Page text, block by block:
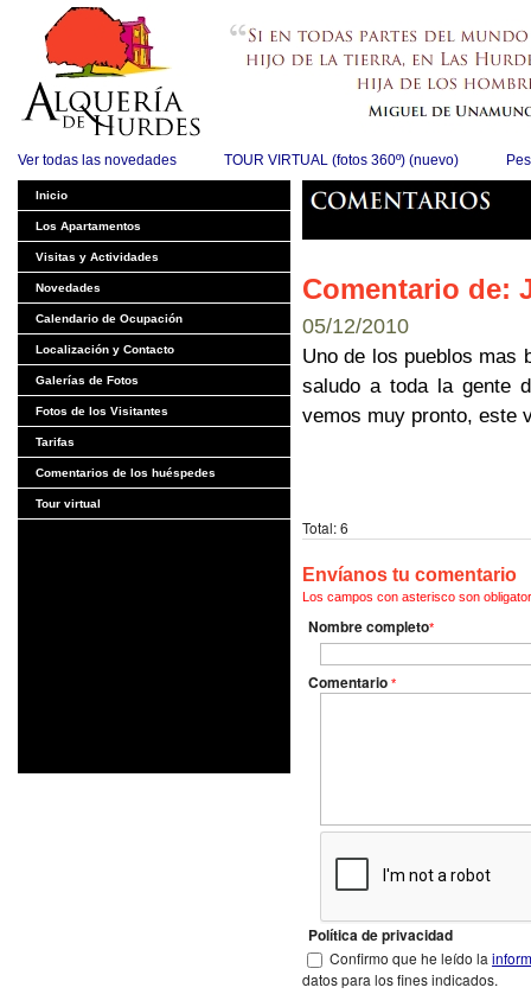
Ver todas las novedades TOUR VIRTUAL (fotos 360º) (nuevo)
Inicio
Los Apartamentos
Visitas y Actividades
Novedades
Calendario de Ocupación
Localización y Contacto
Galerías de Fotos
Fotos de los Visitantes
Tarifas
Comentarios de los huéspedes
Tour virtual
Comentario de:
05/12/2010
Uno de los pueblos mas
saludo a toda la gente
vemos muy pronto, este
Total: 6
Envíanos tu comentario
Los campos con asterisco son
Nombre completo*
Comentario *
Política de privacidad
Confirmo que he leído la
datos para los fines indicados.